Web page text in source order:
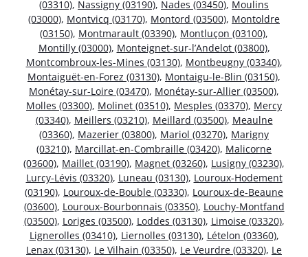
(03310), Nassigny (03190), Nades (03450), Moulins
(03000), Montvicq (03170), Montord (03500), Montoldre
(03150), Montmarault (03390), Montluçon (03100),
Montilly (03000), Monteignet-sur-l’Andelot (03800),
Montcombroux-les-Mines (03130), Montbeugny (03340),
Montaiguët-en-Forez (03130), Montaigu-le-Blin (03150),
Monétay-sur-Loire (03470), Monétay-sur-Allier (03500),
Molles (03300), Molinet (03510), Mesples (03370), Mercy
(03340), Meillers (03210), Meillard (03500), Meaulne
(03360), Mazerier (03800), Mariol (03270), Marigny
(03210), Marcillat-en-Combraille (03420), Malicorne
(03600), Maillet (03190), Magnet (03260), Lusigny (03230),
Lurcy-Lévis (03320), Luneau (03130), Louroux-Hodement
(03190), Louroux-de-Bouble (03330), Louroux-de-Beaune
(03600), Louroux-Bourbonnais (03350), Louchy-Montfand
(03500), Loriges (03500), Loddes (03130), Limoise (03320),
Lignerolles (03410), Liernolles (03130), Lételon (03360),
Lenax (03130), Le Vilhain (03350), Le Veurdre (03320), Le